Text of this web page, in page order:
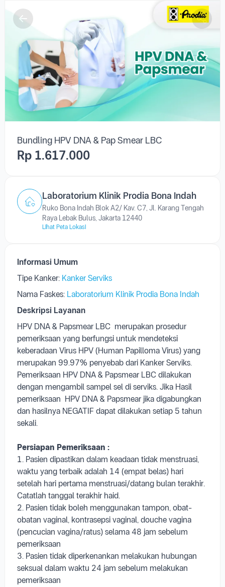
Bundling HPV DNA & Pap Smear LBC
Rp 1.617.000
Laboratorium Klinik Prodia Bona Indah
Ruko Bona Indah Blok A2/ Kav. C7, Jl. Karang Tengah
Raya Lebak Bulus, Jakarta 12440
Lihat Peta Lokasi
Informasi Umum
Tipe Kanker: Kanker Serviks
Nama Faskes: Laboratorium Klinik Prodia Bona Indah
Deskripsi Layanan
HPV DNA & Papsmear LBC merupakan prosedur
pemeriksaan yang berfungsi untuk mendeteksi
keberadaan Virus HPV (Human Papilloma Virus) yang
merupakan 99.97% penyebab dari Kanker Serviks.
Pemeriksaan HPV DNA & Papsmear LBC dilakukan
dengan mengambil sampel sel di serviks. Jika Hasil
pemeriksaan HPV DNA & Papsmear jika digabungkan
dan hasilnya NEGATIF dapat dilakukan setiap 5 tahun
sekali.
Persiapan Pemeriksaan :
1. Pasien dipastikan dalam keadaan tidak menstruasi,
waktu yang terbaik adalah 14 (empat belas) hari
setelah hari pertama menstruasi/datang bulan terakhir.
Catatlah tanggal terakhir haid.
2. Pasien tidak boleh menggunakan tampon, obat-
obatan vaginal, kontrasepsi vaginal, douche vagina
(pencucian vagina/ratus) selama 48 jam sebelum
pemeriksaan
3. Pasien tidak diperkenankan melakukan hubungan
seksual dalam waktu 24 jam sebelum melakukan
pemeriksaan